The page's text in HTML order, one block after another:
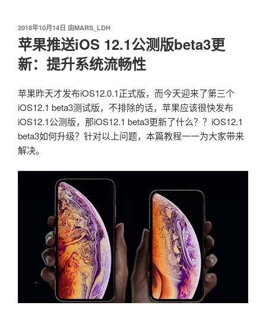
发
布
于
2018年10月14日 由MARS_LDH
苹果推送iOS 12.1公测版beta3更
新：提升系统流畅性
苹果昨天才发布iOS12.0.1正式版，而今天迎来了第三个
iOS12.1 beta3测试版，不排除的话，苹果应该很快发布
iOS12.1公测版，那iOS12.1 beta3更新了什么？？iOS12.1
beta3如何升级？针对以上问题，本篇教程一一为大家带来
解决。